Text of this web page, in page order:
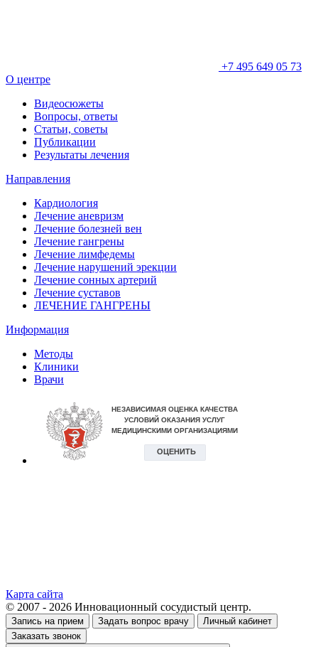
+7 495 649 05 73
О центре
Видеосюжеты
Вопросы, ответы
Статьи, советы
Публикации
Результаты лечения
Направления
Кардиология
Лечение аневризм
Лечение болезней вен
Лечение гангрены
Лечение лимфедемы
Лечение нарушений эрекции
Лечение сонных артерий
Лечение суставов
ЛЕЧЕНИЕ ГАНГРЕНЫ
Информация
Методы
Клиники
Врачи
Карта сайта
© 2007 - 2026 Инновационный сосудистый центр.
Запись на прием Задать вопрос врачу
Личный кабинет
Заказать звонок